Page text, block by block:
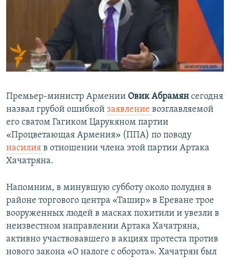
English
Русский
No media source currently available
Премьер-министр Армении Овик Абрамян сегодня
назвал грубой ошибкой заявление возглавляемой
его сватом Гагиком Царукяном партии
«Процветающая Армения» (ППА) по поводу
насилия в отношении члена этой партии Артака
Хачатряна.
Напомним, в минувшую субботу около полудня в
районе торгового центра «Ташир» в Ереване трое
вооруженных людей в масках похитили и увезли в
неизвестном направлении Артака Хачатряна,
активно участвовавшего в акциях протеста против
нового закона «О налоге с оборота». Хачатрян был